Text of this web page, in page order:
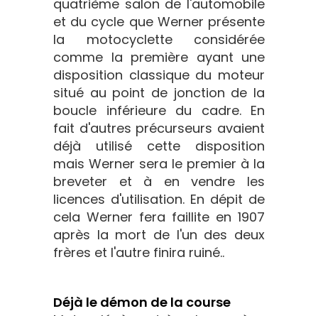
quatrième salon de l'automobile
et du cycle que Werner présente
la motocyclette considérée
comme la première ayant une
disposition classique du moteur
situé au point de jonction de la
boucle inférieure du cadre. En
fait d'autres précurseurs avaient
déjà utilisé cette disposition
mais Werner sera le premier à la
breveter et à en vendre les
licences d'utilisation. En dépit de
cela Werner fera faillite en 1907
après la mort de l'un des deux
frères et l'autre finira ruiné..
Déjà le démon de la course